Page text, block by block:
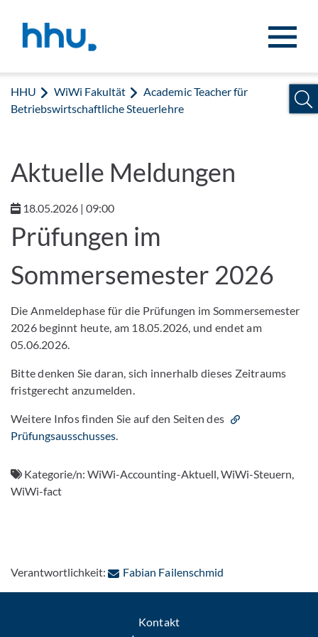
HHU WiWi Fakultät
Academic Teacher für
Betriebswirtschaftliche Steuerlehre
Aktuelle Meldungen
18.05.2026 | 09:00
Prüfungen im
Sommersemester 2026
Die Anmeldephase für die Prüfungen im Sommersemester
2026 beginnt heute, am 18.05.2026, und endet am
05.06.2026.
Bitte denken Sie daran, sich innerhalb dieses Zeitraums
fristgerecht anzumelden.
Weitere Infos finden Sie auf den Seiten des
Prüfungsausschusses.
Kategorie/n:WiWi-Accounting-Aktuell, WiWi-Steuern,
WiWi-fact
Verantwortlichkeit: Fabian Failenschmid: Per E-Mail
Kontakt